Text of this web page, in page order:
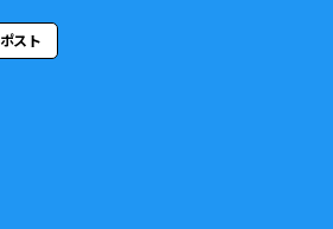
ポスト